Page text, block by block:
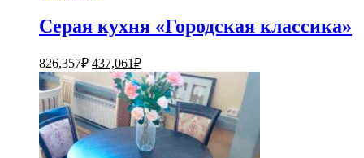
Серая кухня «Городская классика»
826,357₽ 437,061₽